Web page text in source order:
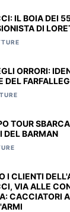
IL BOIA DEI
DI
ORRORI:
DEL
TOUR
DEL BARMAN
I CLIENTI
VIA ALLE
CACCIATORI